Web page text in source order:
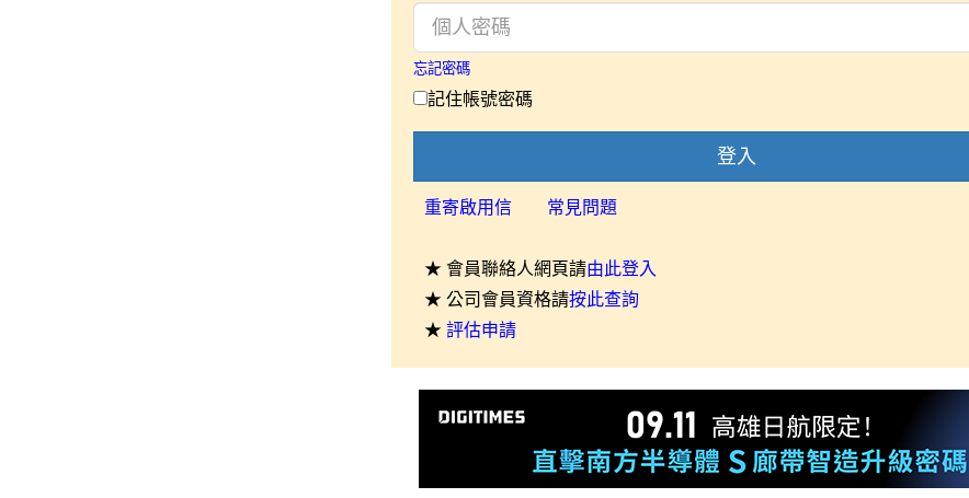
忘記密碼
記住帳號密碼
登入
重寄啟用信 常見問題
★ 會員聯絡人網頁請由此登入
★ 公司會員資格請按此查詢
★ 評估申請